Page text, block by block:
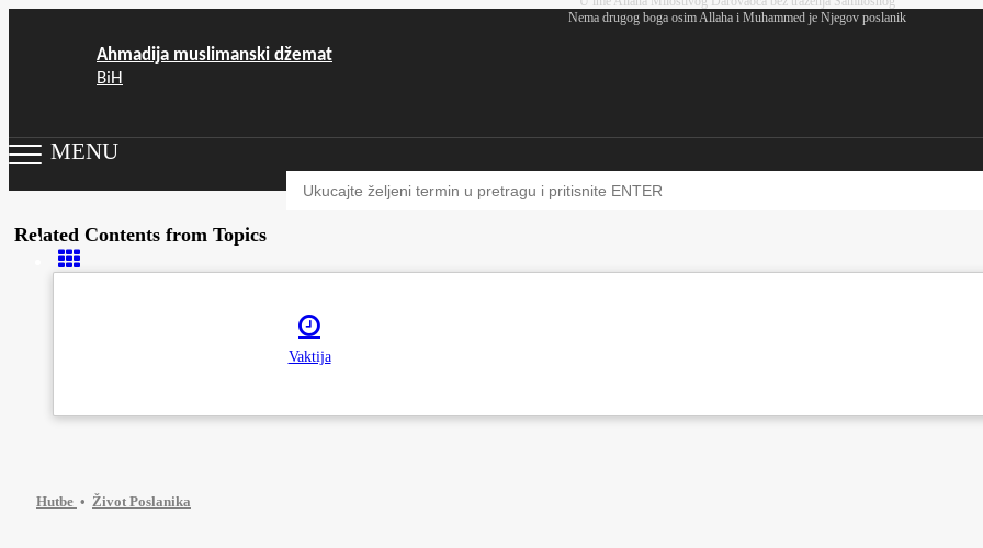
Nema drugog boga osim Allaha i Muhammed je Njegov poslanik
Ahmadija muslimanski džemat
BiH
MENU
Vaktija
Related Contents from Topics
Hutbe Život Poslanika